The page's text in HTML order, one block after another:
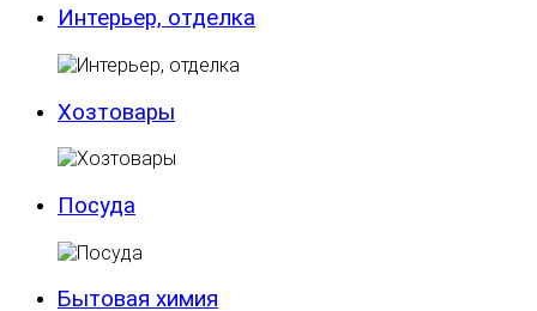
Интерьер, отделка
Хозтовары
Посуда
Бытовая химия